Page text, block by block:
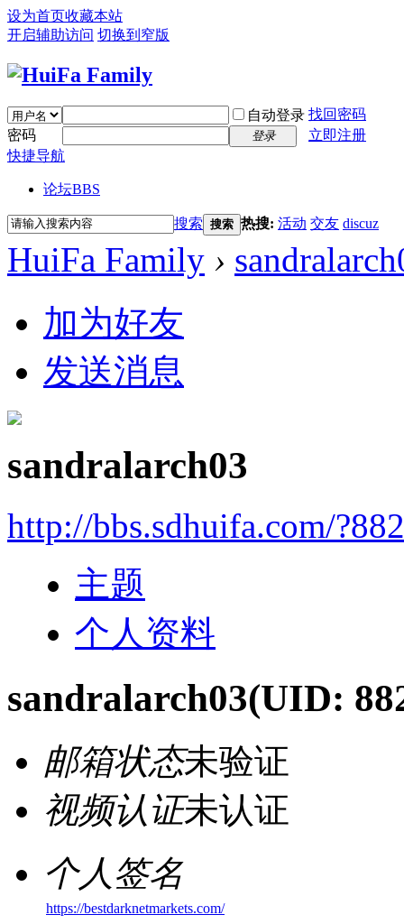
设为首页收藏本站
开启辅助访问 切换到窄版
自动登录 找回密码
密码
登录
立即注册
快捷导航
论坛BBS
搜索 搜索 热搜: 活动 交友 discuz
HuiFa Family ›
加为好友
发送消息
sandralarch03
http://bbs.sdhuifa.com/
主题
个人资料
sandralarch03(UID:
邮箱状态未验证
视频认证未认证
个人签名
https://bestdarknetmarkets.com/